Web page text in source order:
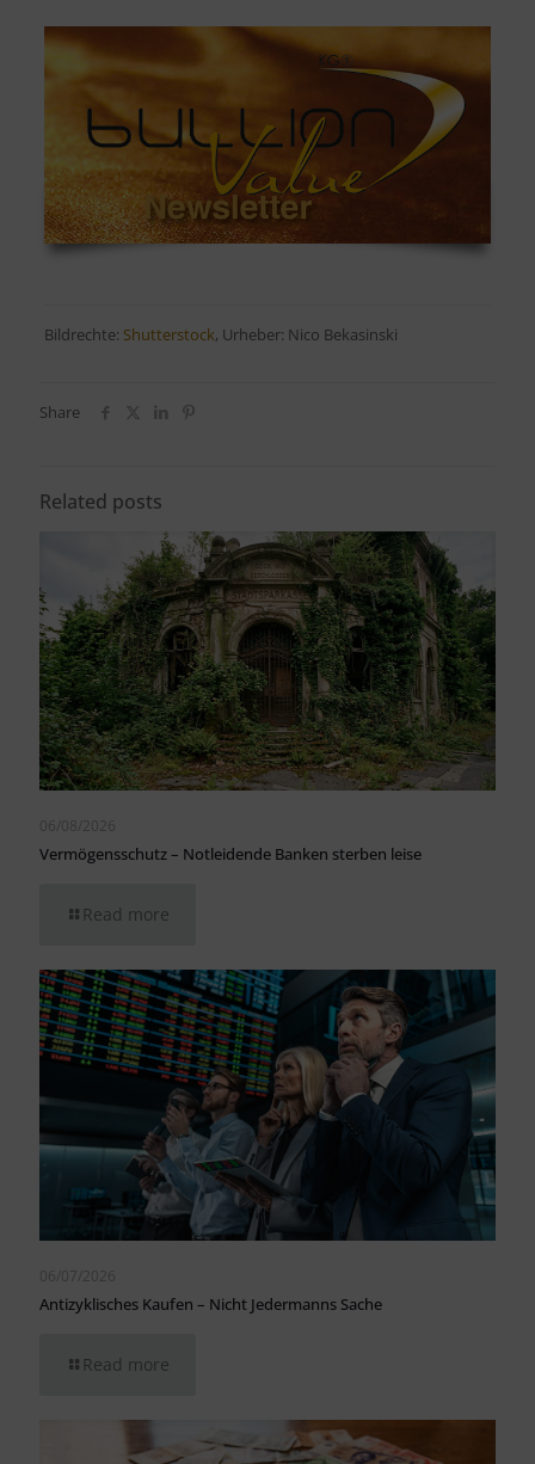
Bildrechte: Shutterstock, Urheber: Nico Bekasinski
Share
Related posts
06/08/2026
Vermögensschutz – Notleidende Banken sterben leise
Read more
06/07/2026
Antizyklisches Kaufen – Nicht Jedermanns Sache
Read more